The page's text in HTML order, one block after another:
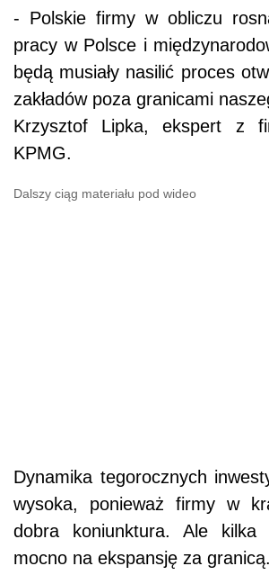
- Polskie firmy w obliczu
pracy w Polsce i
będą musiały nasilić proces
zakładów poza granicami
Krzysztof Lipka, ekspert z
KPMG.
Dalszy ciąg materiału pod wideo
Dynamika tegorocznych
wysoka, ponieważ firmy w
dobra koniunktura. Ale
mocno na ekspansję za granicą.